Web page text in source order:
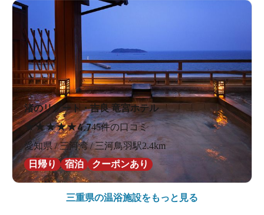
渚のリゾート・吉良 竜宮ホテル
★★★★★4.745件の口コミ
愛知県 / 三河湾 / 三河鳥羽駅2.4km
日帰り
宿泊 クーポンあり
三重県の温浴施設をもっと見る